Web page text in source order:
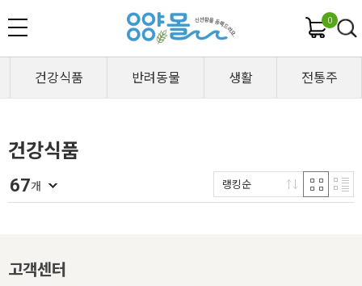
0
건강식품 반려동물 생활 전통주
건강식품
67개 랭킹순
고객센터